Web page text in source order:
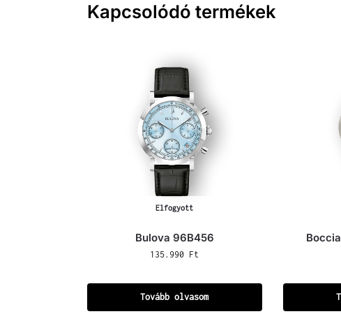
Kapcsolódó termékek
Elfogyott
Bulova 96B456
135.990 Ft
Tovább olvasom